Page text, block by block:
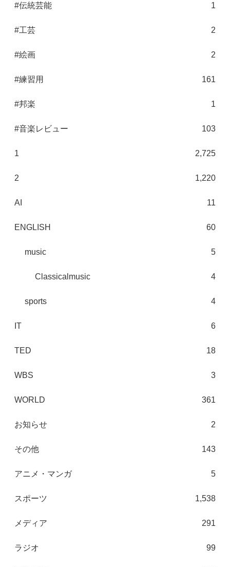
#伝統芸能 1
#工芸 2
#絵画 2
#練習用 161
#邦楽 1
#音楽レビュー 103
1 2,725
2 1,220
AI 11
ENGLISH 60
music 5
Classicalmusic 4
sports 4
IT 6
TED 18
WBS 3
WORLD 361
お知らせ 2
その他 143
アニメ・マンガ 5
スポーツ 1,538
メディア 291
ラジオ 99